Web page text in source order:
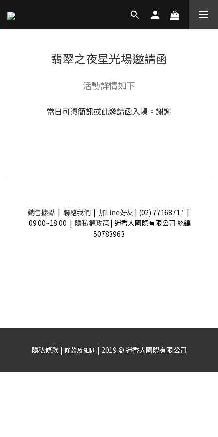
翡翠之夜星光場邀請函
活動詳情如下
當日可憑簡訊或此邀請函入場。謝謝
銷售據點| 聯絡我們| 加Line好友 | (02) 77168717 |
09:00~18:00 | 隱私權政策 | 迷香人國際有限公司 統編
50783963
隱私條款 | 條款及細則 | 2019 © 迷香人國際有限公司